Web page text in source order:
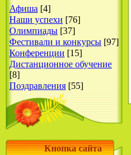
Афиша [4]
Наши успехи [76]
Олимпиады [37]
Фестивали и конкурсы [97]
Конференции [15]
Дистанционное обучение
[8]
Поздравления [55]
Кнопка сайта